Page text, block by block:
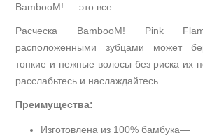
BambooM! — это все.
Расческа BambooM! Pink
расположенными зубцами может
тонкие и нежные волосы без риска их
расслабьтесь и наслаждайтесь.
Преимущества:
Изготовлена ​​из 100% бамбука—